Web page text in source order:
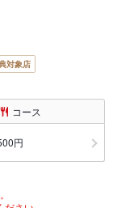
対象店
コース
円